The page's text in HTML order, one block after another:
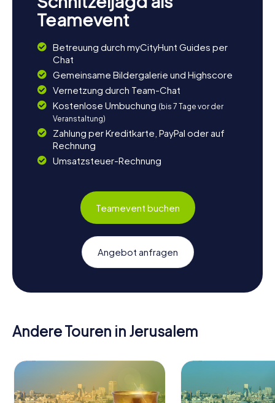
Teamevent
Betreuung durch myCityHunt Guides per
Chat
Gemeinsame Bildergalerie und Highscore
Vernetzung durch Team-Chat
Kostenlose Umbuchung (bis 7 Tage vor der
Veranstaltung)
Zahlung per Kreditkarte, PayPal oder auf
Rechnung
Umsatzsteuer-Rechnung
Teamevent buchen
Angebot anfragen
Andere Touren in Jerusalem